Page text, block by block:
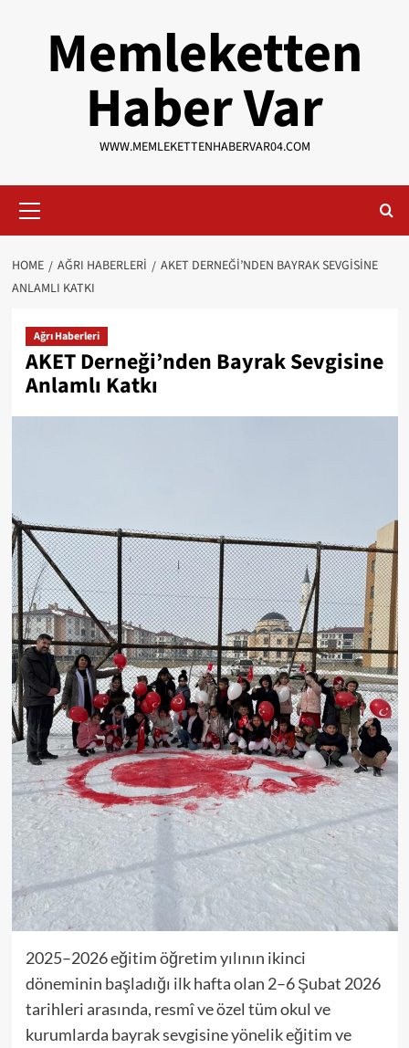
Memleketten
Haber Var
WWW.MEMLEKETTENHABERVAR04.COM
Menu
HOME AĞRI HABERLERI
AKET DERNEĞI’NDEN BAYRAK SEVGISINE
ANLAMLI KATKI
Ağrı Haberleri
AKET Derneği’nden Bayrak Sevgisine
Anlamlı Katkı
2025–2026 eğitim öğretim yılının ikinci
döneminin başladığı ilk hafta olan 2–6 Şubat 2026
tarihleri arasında, resmî ve özel tüm okul ve
kurumlarda bayrak sevgisine yönelik eğitim ve